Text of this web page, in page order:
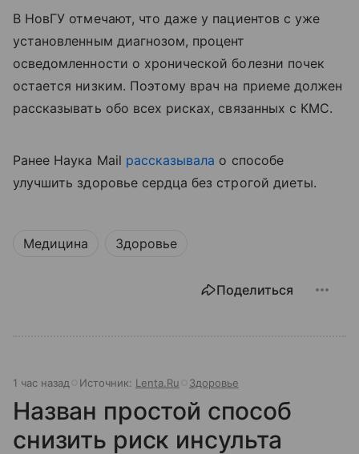
В НовГУ отмечают, что даже у пациентов с уже
установленным диагнозом, процент
осведомленности о хронической болезни почек
остается низким. Поэтому врач на приеме должен
рассказывать обо всех рисках, связанных с КМС.
Ранее Наука Mail рассказывала о способе
улучшить здоровье сердца без строгой диеты.
Медицина Здоровье
Поделиться
1 час назад Источник: Lenta.Ru Здоровье
Назван простой способ
снизить риск инсульта